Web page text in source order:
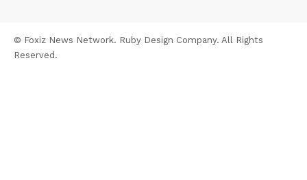
© Foxiz News Network. Ruby Design Company. All Rights
Reserved.